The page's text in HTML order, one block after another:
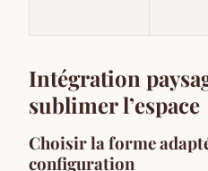
Intégration
sublimer l’espace
Choisir la forme
configuration